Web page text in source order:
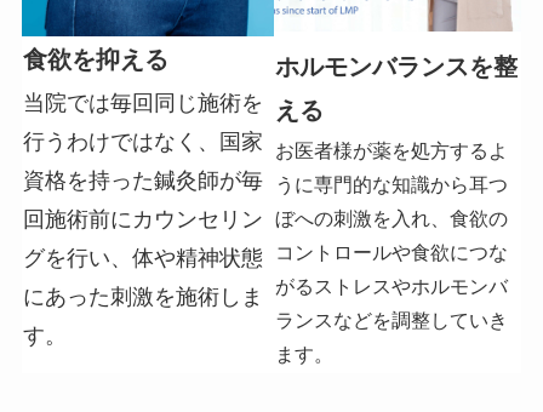
食欲を抑える
当院では毎回同じ施術を
行うわけではなく、国家
資格を持った鍼灸師が毎
回施術前にカウンセリン
グを行い、体や精神状態
にあった刺激を施術しま
す。
ホルモンバランスを整
える
お医者様が薬を処方するよ
うに専門的な知識から耳つ
ぼへの刺激を入れ、食欲の
コントロールや食欲につな
がるストレスやホルモンバ
ランスなどを調整していき
ます。